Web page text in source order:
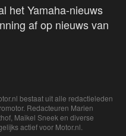
het Yamaha-nieuws
af op nieuws van
bestaat uit alle redactieleden
Redacteuren Marien
Maikel Sneek en diverse
actief voor Motor.nl.